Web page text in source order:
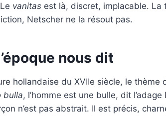
vanitas est là, discret, implacable.
Netscher ne la résout pas.
nous dit
hollandaise du XVIIe siècle, le thème
bulla, l’homme est une bulle, dit
n’est pas abstrait. Il est précis,